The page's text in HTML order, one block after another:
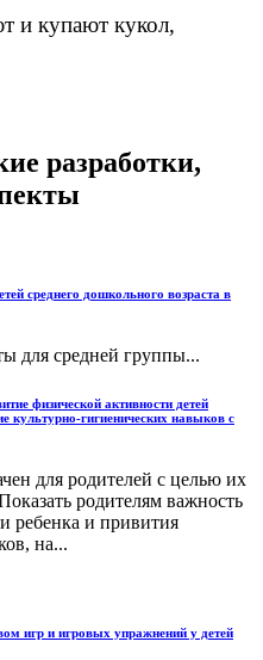
и купают кукол,
разработки,
среднего дошкольного возраста в
для средней группы...
физической активности детей
культурно-гигиенических навыков с
для родителей с целью их
родителям важность
ребенка и привития
на...
игр и игровых упражнений у детей